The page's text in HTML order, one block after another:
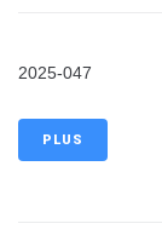
2025-047
PLUS